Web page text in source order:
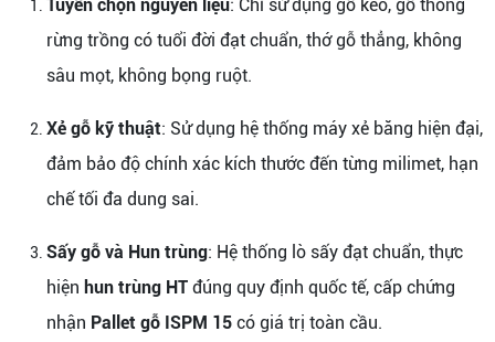
Tuyển chọn nguyên liệu: Chỉ sử dụng gỗ keo, gỗ thông
rừng trồng có tuổi đời đạt chuẩn, thớ gỗ thẳng, không
sâu mọt, không bọng ruột.
Xẻ gỗ kỹ thuật: Sử dụng hệ thống máy xẻ băng hiện đại,
đảm bảo độ chính xác kích thước đến từng milimet, hạn
chế tối đa dung sai.
Sấy gỗ và Hun trùng: Hệ thống lò sấy đạt chuẩn, thực
hiện hun trùng HT đúng quy định quốc tế, cấp chứng
nhận Pallet gỗ ISPM 15 có giá trị toàn cầu.